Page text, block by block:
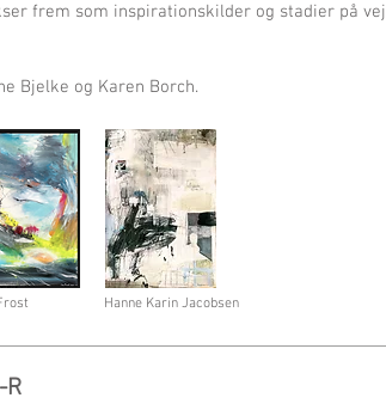
frem som inspirationskilder og stadier på vej
Bjelke og Karen Borch.
Hanne Karin Jacobsen
R